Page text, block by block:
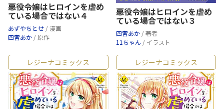
悪役令嬢はヒロインを虐め
ている場合ではない４
あずやちとせ / 漫画
四宮あか / 原作
悪役令嬢はヒロインを虐め
ている場合ではない３
四宮あか / 著者
11ちゃん / イラスト
レジーナコミックス レジーナコミックス